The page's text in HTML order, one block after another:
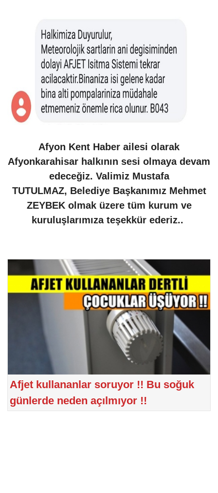
Afyon Kent Haber ailesi olarak
Afyonkarahisar halkının sesi olmaya devam
edeceğiz. Valimiz Mustafa
TUTULMAZ, Belediye Başkanımız Mehmet
ZEYBEK olmak üzere tüm kurum ve
kuruluşlarımıza teşekkür ederiz..
Afjet kullananlar soruyor !! Bu soğuk
günlerde neden açılmıyor !!